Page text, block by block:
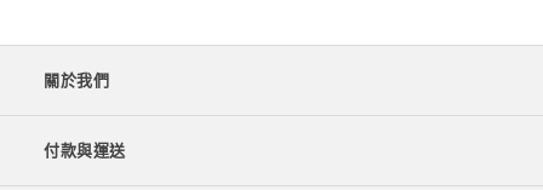
關於我們
付款與運送